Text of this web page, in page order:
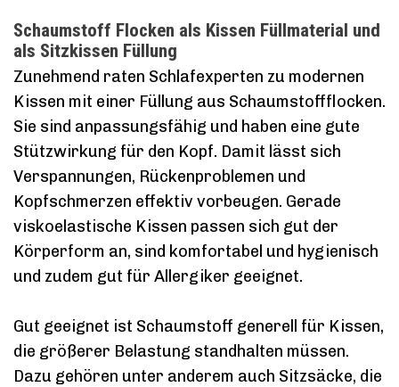
Schaumstoff Flocken als Kissen Füllmaterial und
als Sitzkissen Füllung
Zunehmend raten Schlafexperten zu modernen
Kissen mit einer Füllung aus Schaumstoffflocken.
Sie sind anpassungsfähig und haben eine gute
Stützwirkung für den Kopf. Damit lässt sich
Verspannungen, Rückenproblemen und
Kopfschmerzen effektiv vorbeugen. Gerade
viskoelastische Kissen passen sich gut der
Körperform an, sind komfortabel und hygienisch
und zudem gut für Allergiker geeignet.
Gut geeignet ist Schaumstoff generell für Kissen,
die größerer Belastung standhalten müssen.
Dazu gehören unter anderem auch Sitzsäcke, die